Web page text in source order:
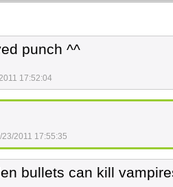
punch ^^
17:52:04
23/2011 17:55:35
bullets can kill